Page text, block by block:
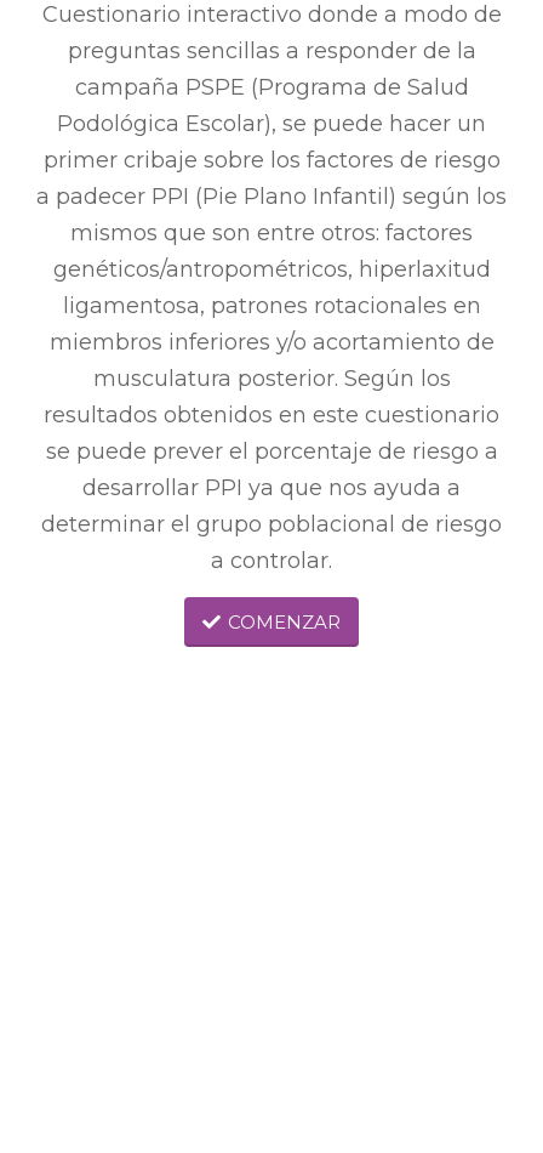
Cuestionario interactivo donde a modo de
preguntas sencillas a responder de la
campaña PSPE (Programa de Salud
Podológica Escolar), se puede hacer un
primer cribaje sobre los factores de riesgo
a padecer PPI (Pie Plano Infantil) según los
mismos que son entre otros: factores
genéticos/antropométricos, hiperlaxitud
ligamentosa, patrones rotacionales en
miembros inferiores y/o acortamiento de
musculatura posterior. Según los
resultados obtenidos en este cuestionario
se puede prever el porcentaje de riesgo a
desarrollar PPI ya que nos ayuda a
determinar el grupo poblacional de riesgo
a controlar.
COMENZAR